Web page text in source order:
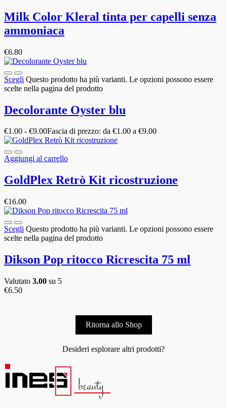
Milk Color Kleral tinta per capelli senza
ammoniaca
€6.80
Scegli Questo prodotto ha più varianti. Le opzioni possono essere
scelte nella pagina del prodotto
Decolorante Oyster blu
€1.00 - €9.00Fascia di prezzo: da €1.00 a €9.00
Aggiungi al carrello
GoldPlex Retrò Kit ricostruzione
€16.00
Scegli Questo prodotto ha più varianti. Le opzioni possono essere
scelte nella pagina del prodotto
Dikson Pop ritocco Ricrescita 75 ml
Valutato 3.00 su 5
€6.50
Ritorna allo Shop
Desideri esplorare altri prodotti?